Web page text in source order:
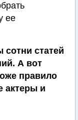
ее
статей
А вот
правило
актеры и